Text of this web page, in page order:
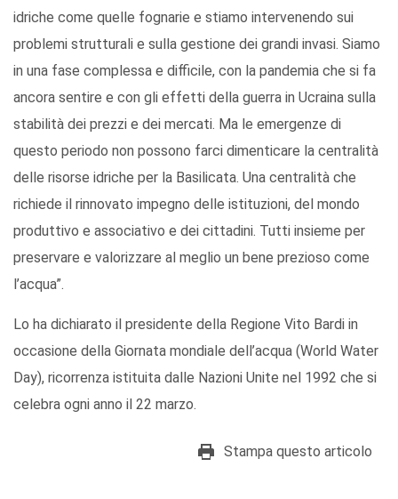
idriche come quelle fognarie e stiamo intervenendo sui
problemi strutturali e sulla gestione dei grandi invasi. Siamo
in una fase complessa e difficile, con la pandemia che si fa
ancora sentire e con gli effetti della guerra in Ucraina sulla
stabilità dei prezzi e dei mercati. Ma le emergenze di
questo periodo non possono farci dimenticare la centralità
delle risorse idriche per la Basilicata. Una centralità che
richiede il rinnovato impegno delle istituzioni, del mondo
produttivo e associativo e dei cittadini. Tutti insieme per
preservare e valorizzare al meglio un bene prezioso come
l’acqua”.
Lo ha dichiarato il presidente della Regione Vito Bardi in
occasione della Giornata mondiale dell’acqua (World Water
Day), ricorrenza istituita dalle Nazioni Unite nel 1992 che si
celebra ogni anno il 22 marzo.
Stampa questo articolo